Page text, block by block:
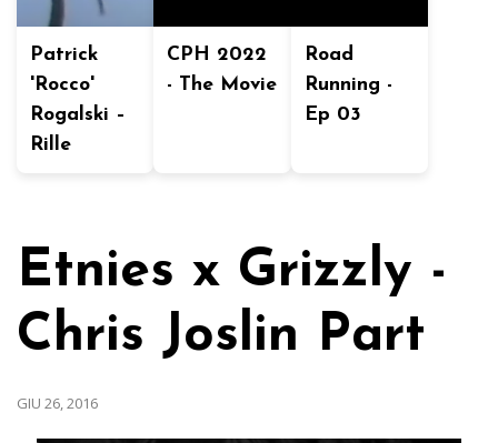
Patrick
'Rocco'
Rogalski –
Rille
CPH 2022
- The Movie
Road
Running -
Ep 03
Etnies x Grizzly -
Chris Joslin Part
GIU 26, 2016